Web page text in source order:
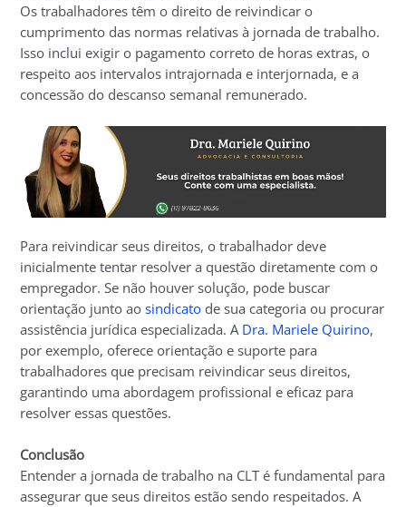
Os trabalhadores têm o direito de reivindicar o
cumprimento das normas relativas à jornada de trabalho.
Isso inclui exigir o pagamento correto de horas extras, o
respeito aos intervalos intrajornada e interjornada, e a
concessão do descanso semanal remunerado.
Para reivindicar seus direitos, o trabalhador deve
inicialmente tentar resolver a questão diretamente com o
empregador. Se não houver solução, pode buscar
orientação junto aosindicato de sua categoria ou procurar
assistência jurídica especializada. A Dra. Mariele Quirino,
por exemplo, oferece orientação e suporte para
trabalhadores que precisam reivindicar seus direitos,
garantindo uma abordagem profissional e eficaz para
resolver essas questões.
Conclusão
Entender a jornada de trabalho na CLT é fundamental para
assegurar que seus direitos estão sendo respeitados. A